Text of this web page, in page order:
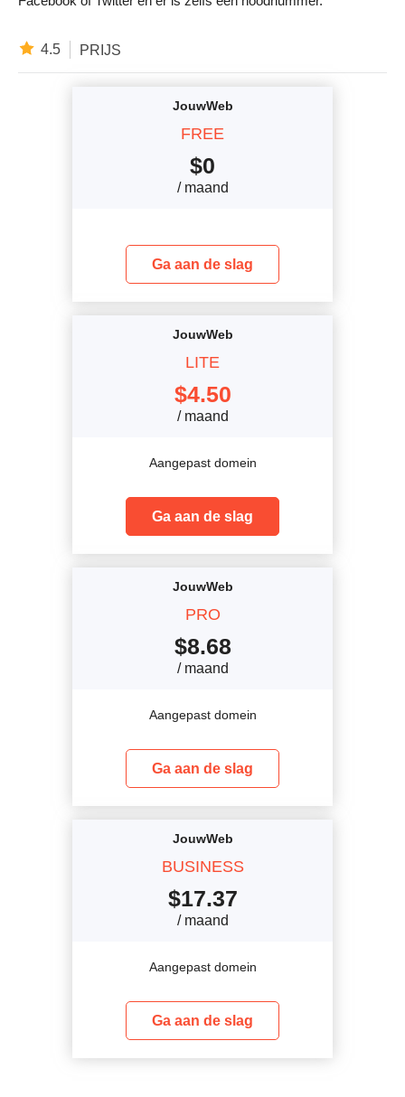
4.5 PRIJS
JouwWeb
FREE
$0
/ maand
Ga aan de slag
JouwWeb
LITE
$4.50
/ maand
Aangepast domein
Ga aan de slag
JouwWeb
PRO
$8.68
/ maand
Aangepast domein
Ga aan de slag
JouwWeb
BUSINESS
$17.37
/ maand
Aangepast domein
Ga aan de slag